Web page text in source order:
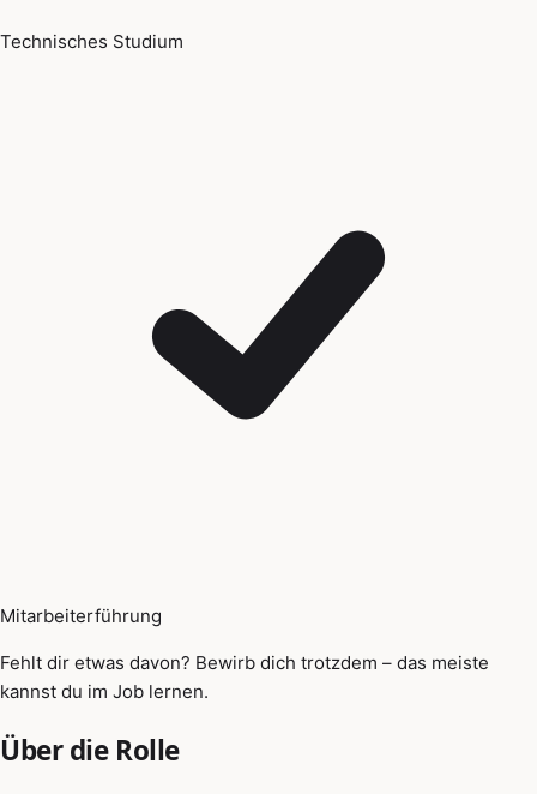
Technisches Studium
Mitarbeiterführung
Fehlt dir etwas davon? Bewirb dich trotzdem – das meiste
kannst du im Job lernen.
Über die Rolle